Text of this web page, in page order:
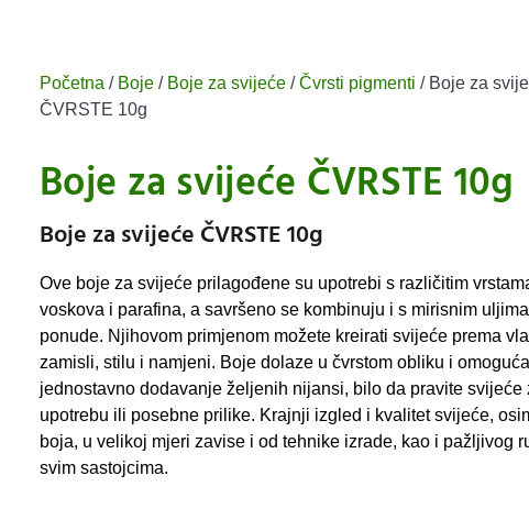
Početna / Boje / Boje za svijeće /Čvrsti pigmenti / Boje za
ČVRSTE 10g
Boje za svijeće ČVRSTE 10g
Boje za svijeće ČVRSTE 10g
Ove boje za svijeće prilagođene su upotrebi s različitim
voskova i parafina, a savršeno se kombinuju i s mirisnim
ponude. Njihovom primjenom možete kreirati svijeće prema
zamisli, stilu i namjeni. Boje dolaze u čvrstom obliku i
jednostavno dodavanje željenih nijansi, bilo da pravite svijeće
upotrebu ili posebne prilike. Krajnji izgled i kvalitet svijeće,
boja, u velikoj mjeri zavise i od tehnike izrade, kao i pažljivog
svim sastojcima.